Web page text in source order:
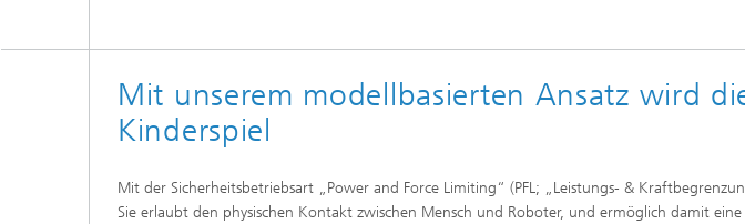
Mit unserem modellbasierten Ansatz wird
Kinderspiel
Mit der Sicherheitsbetriebsart „Power and Force Limiting“ (PFL; „Leistungs- &
Sie erlaubt den physischen Kontakt zwischen Mensch und Roboter, und ermöglich damit